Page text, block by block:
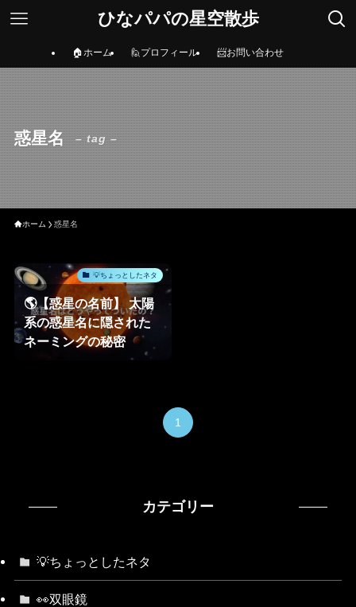
ひなパパの星空散歩
🏠ホーム 🙋プロフィール 📨お問い合わせ
惑星名 – tag –
ホーム 惑星名
💡ちょっとしたネタ
🌎【惑星の名前】 太陽
系の惑星名に隠された
ネーミングの秘密
1
カテゴリー
💡ちょっとしたネタ
👀双眼鏡